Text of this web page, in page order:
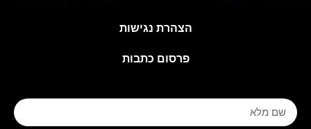
הצהרת נגישות
פרסום כתבות